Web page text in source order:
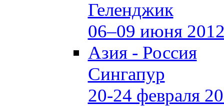
Геленджик
06–09 июня
Азия - Россия
Сингапур
20-24 февраля